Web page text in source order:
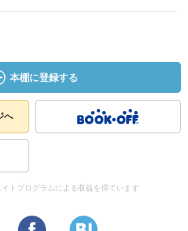
本棚に登録する
へ
トプログラムによる収益を得ています